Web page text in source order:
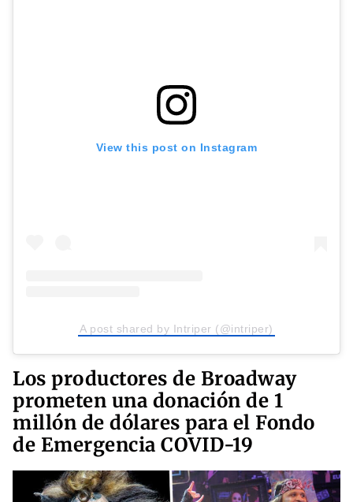
View this post on Instagram
A post shared by Intriper (@intriper)
Los productores de Broadway
prometen una donación de 1
millón de dólares para el Fondo
de Emergencia COVID-19